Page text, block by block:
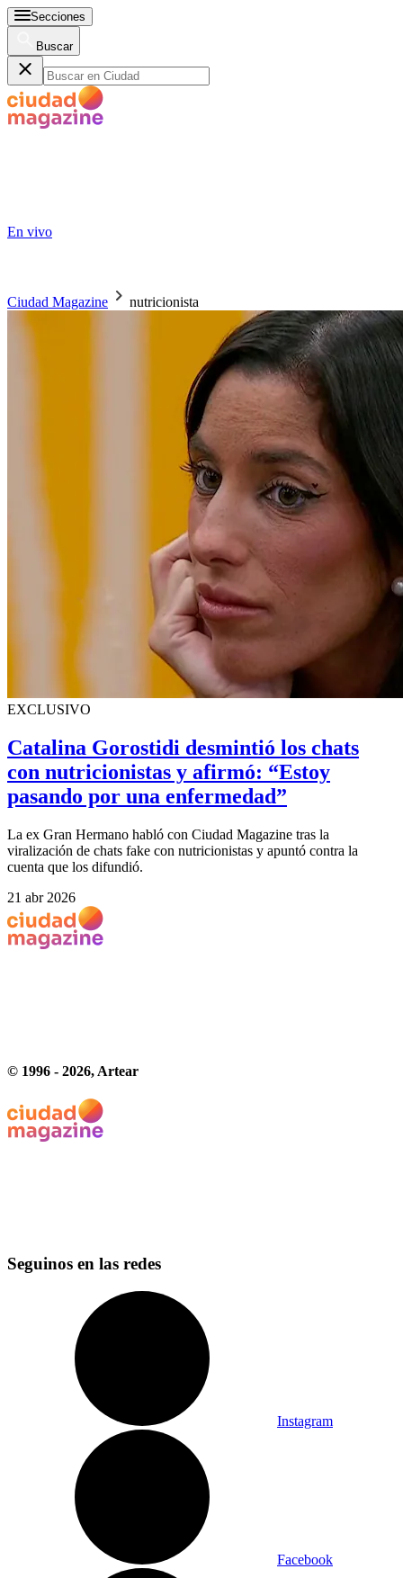
Secciones
Buscar
En vivo
Ciudad Magazine nutricionista
EXCLUSIVO
Catalina Gorostidi desmintió los chats
con nutricionistas y afirmó: “Estoy
pasando por una enfermedad”
La ex Gran Hermano habló con Ciudad Magazine tras la
viralización de chats fake con nutricionistas y apuntó contra la
cuenta que los difundió.
21 abr 2026
© 1996 - 2026, Artear
Seguinos en las redes
Instagram
Facebook